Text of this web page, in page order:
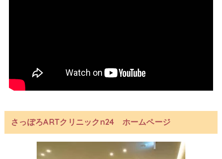
さっぽろARTクリニックn24 ホームページ